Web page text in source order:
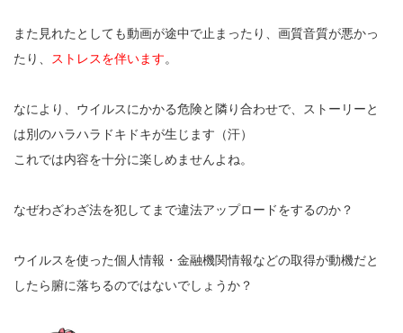
また見れたとしても動画が途中で止まったり、画質音質が悪かっ
たり、
ストレスを伴います。
なにより、ウイルスにかかる危険と隣り合わせで、ストーリーと
は別のハラハラドキドキが生じます（汗）
これでは内容を十分に楽しめませんよね。
なぜわざわざ法を犯してまで違法アップロードをするのか？
ウイルスを使った個人情報・金融機関情報などの取得が動機だと
したら腑に落ちるのではないでしょうか？